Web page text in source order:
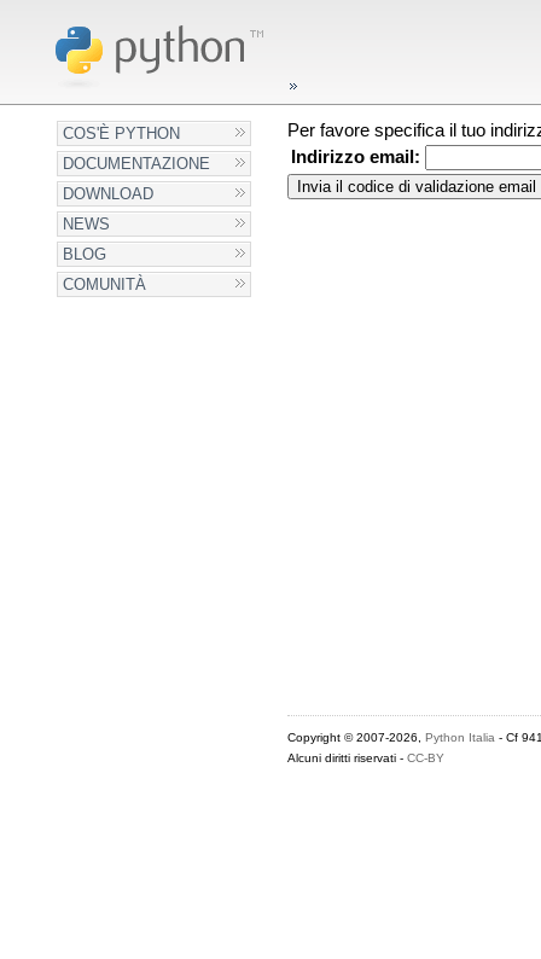
COS'È PYTHON
DOCUMENTAZIONE
DOWNLOAD
NEWS
BLOG
COMUNITÀ
Per favore specifica il tuo
Indirizzo email:
Copyright © 2007-2026, Python Italia - Cf
Alcuni diritti riservati - CC-BY